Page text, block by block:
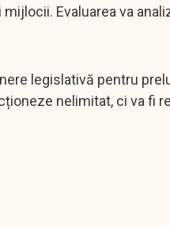
Evaluarea va
legislativă pentru
nelimitat, ci va fi